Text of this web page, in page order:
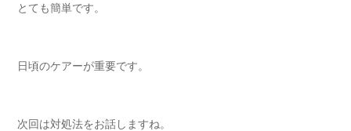
とても簡単です。
日頃のケアーが重要です。
次回は対処法をお話しますね。